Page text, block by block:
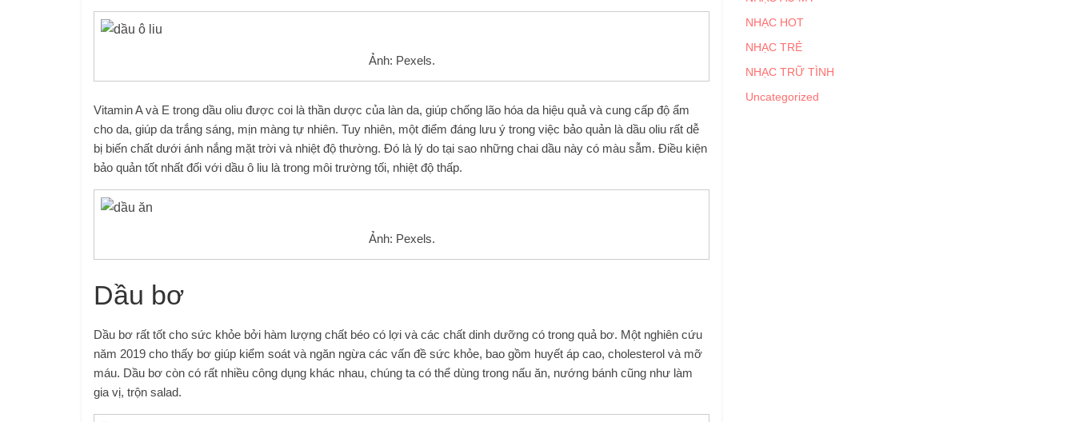
Ảnh: Pexels.
Vitamin A và E trong dầu oliu được coi là thần dược của làn da, giúp chống lão hóa da hiệu quả và cung cấp độ ẩm
cho da, giúp da trắng sáng, mịn màng tự nhiên. Tuy nhiên, một điểm đáng lưu ý trong việc bảo quản là dầu oliu rất dễ
bị biến chất dưới ánh nắng mặt trời và nhiệt độ thường. Đó là lý do tại sao những chai dầu này có màu sẫm. Điều kiện
bảo quản tốt nhất đối với dầu ô liu là trong môi trường tối, nhiệt độ thấp.
Ảnh: Pexels.
Dầu bơ
Dầu bơ rất tốt cho sức khỏe bởi hàm lượng chất béo có lợi và các chất dinh dưỡng có trong quả bơ. Một nghiên cứu
năm 2019 cho thấy bơ giúp kiểm soát và ngăn ngừa các vấn đề sức khỏe, bao gồm huyết áp cao, cholesterol và mỡ
máu. Dầu bơ còn có rất nhiều công dụng khác nhau, chúng ta có thể dùng trong nấu ăn, nướng bánh cũng như làm
gia vị, trộn salad.
NHẠC HOT
NHẠC TRẺ
NHẠC TRỮ TÌNH
Uncategorized